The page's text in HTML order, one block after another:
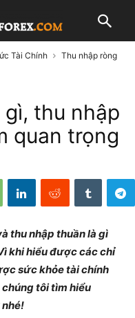
Tài Chính
Thu nhập ròng
thu nhập
quan trọng
thu nhập thuần là gì
khi hiểu được các chỉ
sức khỏe tài chính
tôi tìm hiểu